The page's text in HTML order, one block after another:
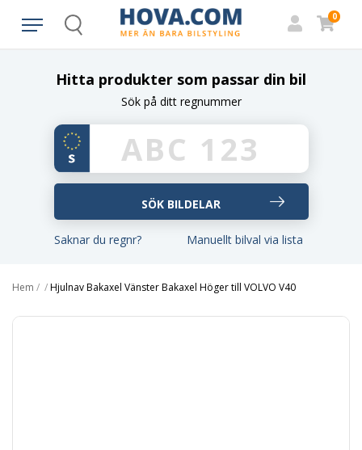
Search
0
Hitta produkter som passar din bil
Sök på ditt regnummer
Saknar du regnr? Manuellt bilval via lista
Hem / /Hjulnav Bakaxel Vänster Bakaxel Höger till VOLVO V40